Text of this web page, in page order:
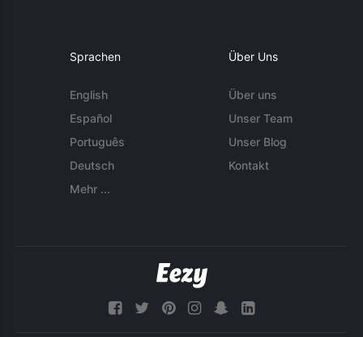
Sprachen
English
Español
Português
Deutsch
Mehr ...
Über Uns
Über uns
Unser Team
Unser Blog
Kontakt